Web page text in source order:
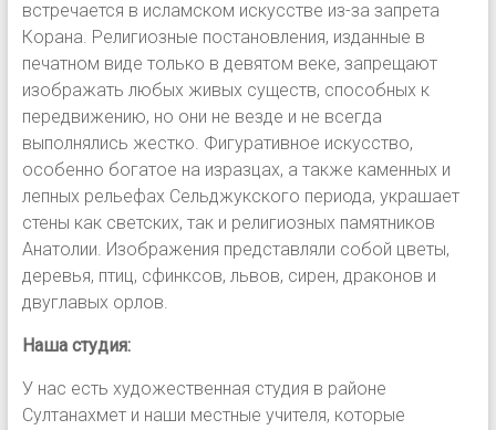
встречается в исламском искусстве из-за запрета
Корана. Религиозные постановления, изданные в
печатном виде только в девятом веке, запрещают
изображать любых живых существ, способных к
передвижению, но они не везде и не всегда
выполнялись жестко. Фигуративное искусство,
особенно богатое на изразцах, а также каменных и
лепных рельефах Сельджукского периода, украшает
стены как светских, так и религиозных памятников
Анатолии. Изображения представляли собой цветы,
деревья, птиц, сфинксов, львов, сирен, драконов и
двуглавых орлов.
Наша студия:
У нас есть художественная студия в районе
Султанахмет и наши местные учителя, которые